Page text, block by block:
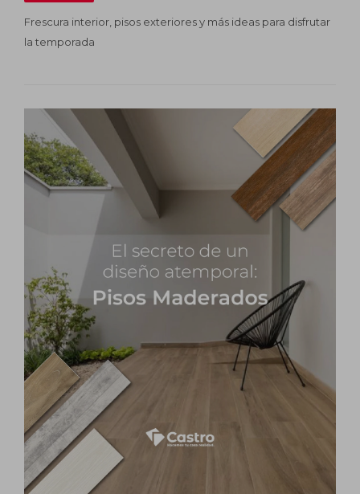
Frescura interior, pisos exteriores y más ideas para disfrutar
la temporada
Impermeabilizantes